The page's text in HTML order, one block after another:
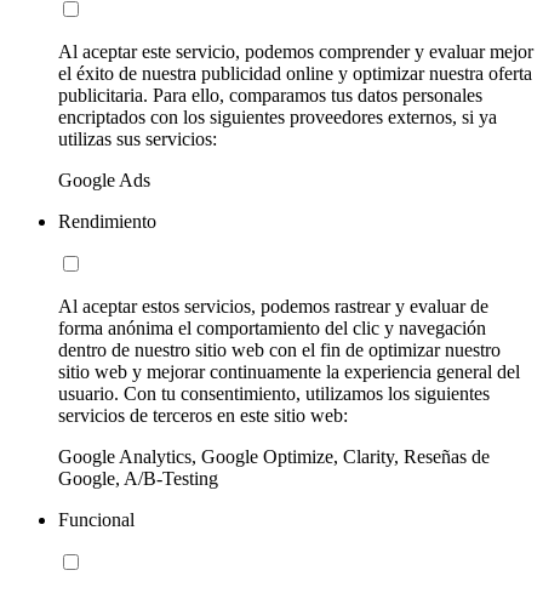
Al aceptar este servicio, podemos comprender y evaluar mejor
el éxito de nuestra publicidad online y optimizar nuestra oferta
publicitaria. Para ello, comparamos tus datos personales
encriptados con los siguientes proveedores externos, si ya
utilizas sus servicios:
Google Ads
Rendimiento
Al aceptar estos servicios, podemos rastrear y evaluar de
forma anónima el comportamiento del clic y navegación
dentro de nuestro sitio web con el fin de optimizar nuestro
sitio web y mejorar continuamente la experiencia general del
usuario. Con tu consentimiento, utilizamos los siguientes
servicios de terceros en este sitio web:
Google Analytics, Google Optimize, Clarity, Reseñas de
Google, A/B-Testing
Funcional